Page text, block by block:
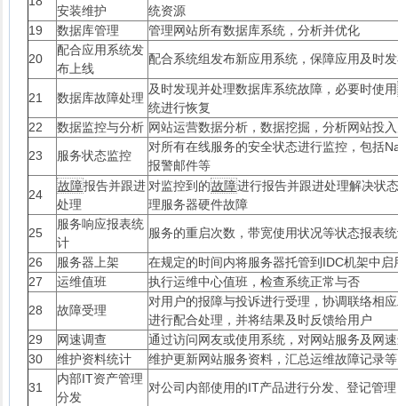
安装维护
统资源
19
数据库管理
管理网站所有数据库系统，分析并优化
20
配合应用系统发
布上线
配合系统组发布新应用系统，保障应用及时
21 数据库故障处理
及时发现并处理数据库系统故障，必要时使用
统进行恢复
22
数据监控与分析 网站运营数据分析，数据挖掘，分析网站投
23
服务状态监控
对所有在线服务的安全状态进行监控，包括
报警邮件等
24
故障报告并跟进
处理
对监控到的故障进行报告并跟进处理解决状
理服务器硬件故障
25
服务响应报表统
计
服务的重启次数，带宽使用状况等状态报表
26 服务器上架
在规定的时间内将服务器托管到IDC机架中启
27
运维值班
执行运维中心值班，检查系统正常与否
28
故障受理
对用户的报障与投诉进行受理，协调联络相
进行配合处理，并将结果及时反馈给用户
29
网速调查
通过访问网友或使用系统，对网站服务及网
30
维护资料统计
维护更新网站服务资料，汇总运维故障记录等
31
内部IT资产管理
分发
对公司内部使用的IT产品进行分发、登记管理